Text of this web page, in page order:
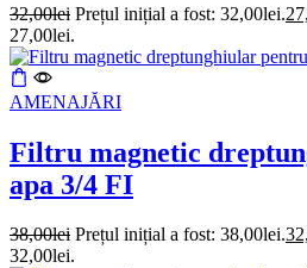
32,00lei Prețul inițial a fost: 32,00lei.
27,00lei.
AMENAJĂRI
Filtru magnetic
apa 3/4 FI
38,00lei Prețul inițial a fost: 38,00lei.
32,00lei.